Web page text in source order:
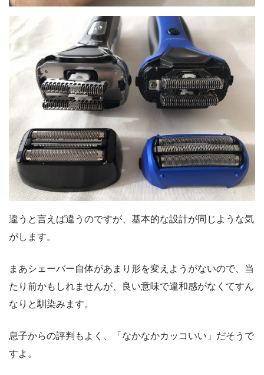
違うと言えば違うのですが、基本的な設計が同じような気
がします。
まあシェーバー自体があまり形を変えようがないので、当
たり前かもしれませんが、良い意味で違和感がなくてすん
なりと馴染みます。
息子からの評判もよく、「なかなかカッコいい」だそうで
すよ。